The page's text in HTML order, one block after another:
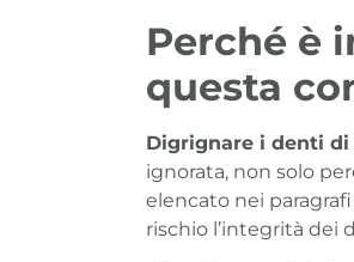
Perché è
questa
Digrignare i denti
ignorata, non solo
elencato nei
rischio l’integrità dei